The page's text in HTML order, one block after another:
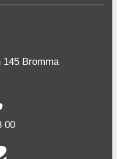
145 Bromma
00